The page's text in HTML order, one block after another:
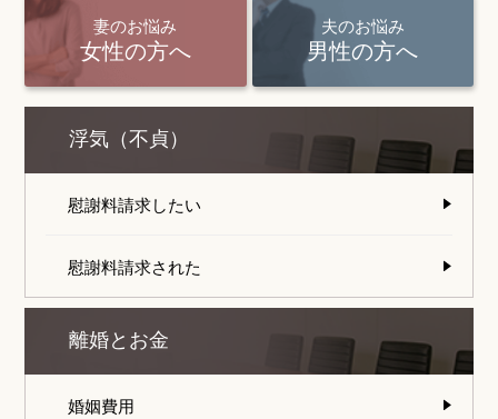
妻のお悩み
女性の方へ
夫のお悩み
男性の方へ
浮気（不貞）
慰謝料請求したい
慰謝料請求された
離婚とお金
婚姻費用